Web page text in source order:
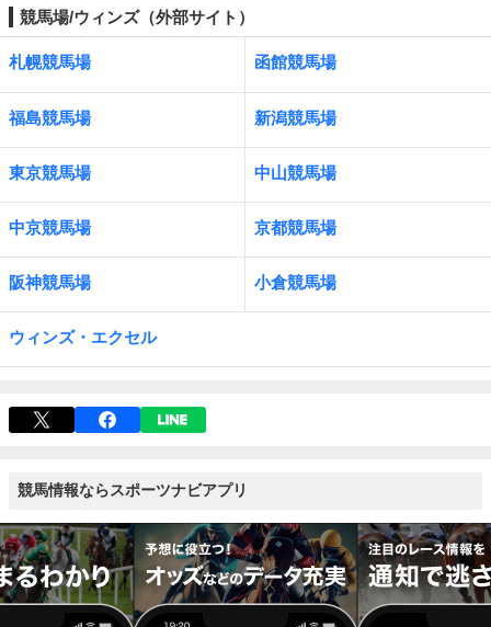
競馬場/ウィンズ（外部サイト）
札幌競馬場 函館競馬場
福島競馬場 新潟競馬場
東京競馬場 中山競馬場
中京競馬場 京都競馬場
阪神競馬場 小倉競馬場
ウィンズ・エクセル
競馬情報ならスポーツナビアプリ